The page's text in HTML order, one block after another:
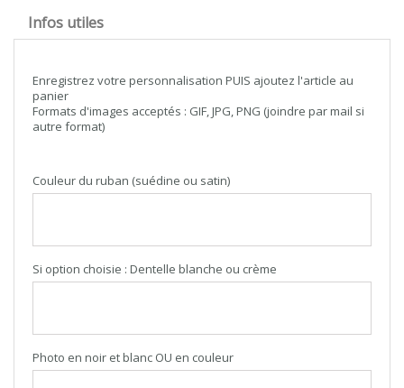
Infos utiles
Enregistrez votre personnalisation PUIS ajoutez l'article au
panier
Formats d'images acceptés : GIF, JPG, PNG (joindre par mail si
autre format)
Couleur du ruban (suédine ou satin)
Si option choisie : Dentelle blanche ou crème
Photo en noir et blanc OU en couleur